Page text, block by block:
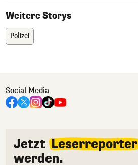
Weitere Storys
Polizei
Social Media
Jetzt Leserreporter
werden.